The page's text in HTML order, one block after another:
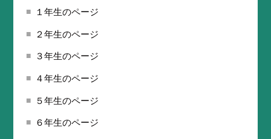
１年生のページ
２年生のページ
３年生のページ
４年生のページ
５年生のページ
６年生のページ